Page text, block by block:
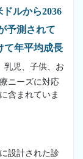
ドルから2036
予測されて
て年平均成長
乳児、子供、お
ニーズに対応
含まれていま
設計された診